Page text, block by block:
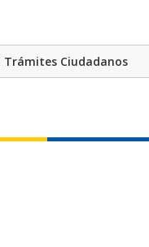
Trámites Ciudadanos